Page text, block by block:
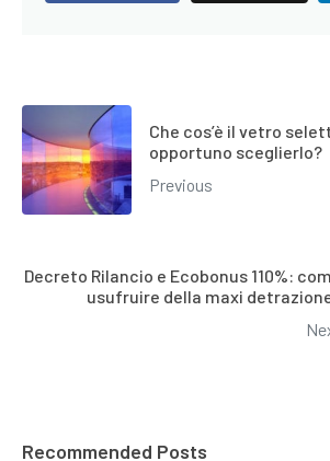
Che cos’è il vetro
opportuno sceglierlo?
Previous
Decreto Rilancio e Ecobonus 110%:
usufruire della maxi
Recommended Posts